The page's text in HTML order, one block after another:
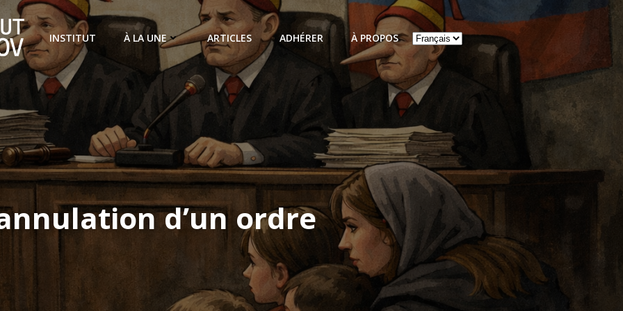
INSTITUT À LA UNE ARTICLES ADHÉRER À PROPOS
Choisir
une
langue
d’un ordre